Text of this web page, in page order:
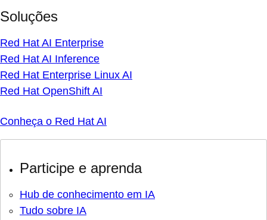
Soluções
Red Hat AI Enterprise
Red Hat AI Inference
Red Hat Enterprise Linux AI
Red Hat OpenShift AI
Conheça o Red Hat AI
Participe e aprenda
Hub de conhecimento em IA
Tudo sobre IA